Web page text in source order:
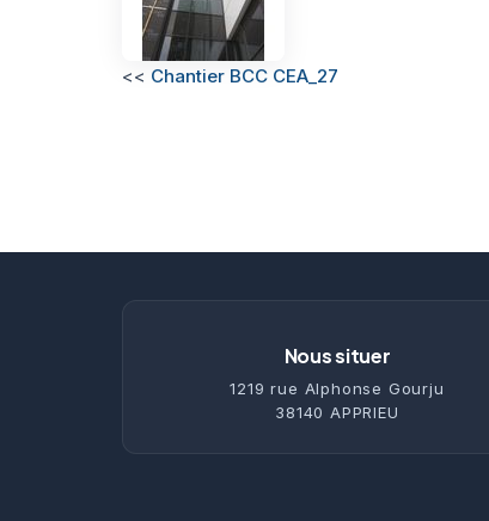
<< Chantier BCC CEA_27
Nous situer
1219 rue Alphonse Gourju
38140 APPRIEU